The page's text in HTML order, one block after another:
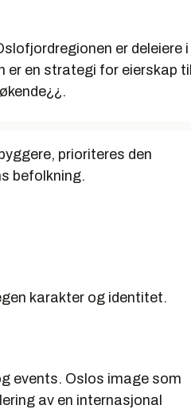
er deleiere i
er en strategi for eierskap til
prioriteres den
befolkning.
karakter og identitet.
events. Oslos image som
av en internasjonal